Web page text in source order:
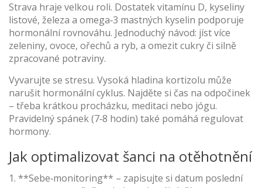
Strava hraje velkou roli. Dostatek vitamínu D, kyseliny
listové, železa a omega‑3 mastných kyselin podporuje
hormonální rovnováhu. Jednoduchý návod: jíst více
zeleniny, ovoce, ořechů a ryb, a omezit cukry či silně
zpracované potraviny.
Vyvarujte se stresu. Vysoká hladina kortizolu může
narušit hormonální cyklus. Najděte si čas na odpočinek
– třeba krátkou procházku, meditaci nebo jógu.
Pravidelný spánek (7‑8 hodin) také pomáhá regulovat
hormony.
Jak optimalizovat šanci na otěhotnění
1. **Sebe‑monitoring** – zapisujte si datum poslední